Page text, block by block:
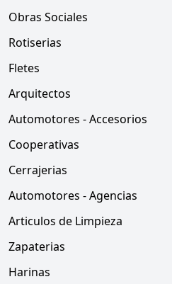
Obras Sociales
Rotiserias
Fletes
Arquitectos
Automotores - Accesorios
Cooperativas
Cerrajerias
Automotores - Agencias
Articulos de Limpieza
Zapaterias
Harinas